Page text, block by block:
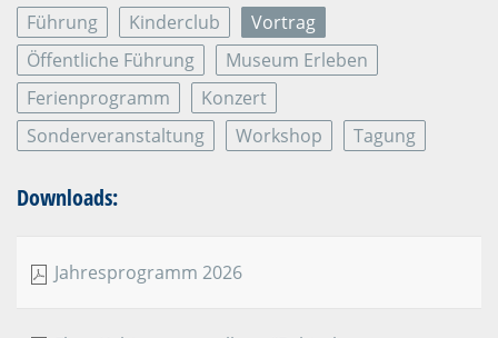
Führung Kinderclub
Vortrag
Öffentliche Führung
Museum Erleben
Ferienprogramm
Konzert
Sonderveranstaltung
Workshop Tagung
Downloads:
Jahresprogramm 2026